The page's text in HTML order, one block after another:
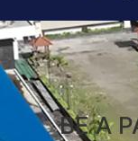
BE A